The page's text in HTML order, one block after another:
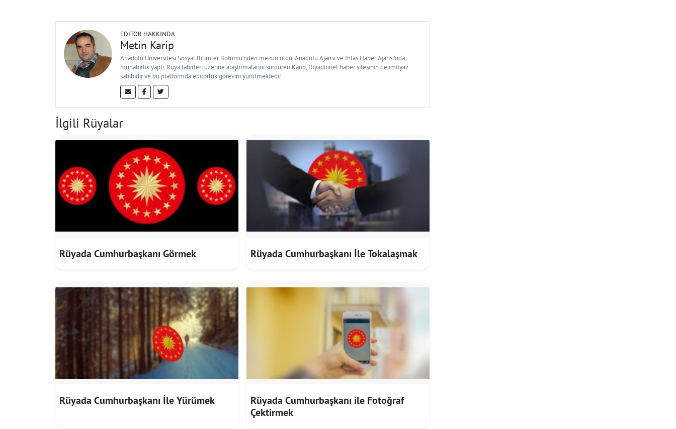
EDITÖR HAKKINDA
Metin Karip
Anadolu Üniversitesi Sosyal Bilimler Bölümü'nden mezun oldu. Anadolu Ajansı ve İhlas Haber Ajansı'nda
muhabirlik yaptı. Rüya tabirleri üzerine araştırmalarını sürdüren Karip, Diyadinnet haber sitesinin de imtiyaz
sahibidir ve bu platformda editörlük görevini yürütmektedir.
İlgili Rüyalar
Rüyada Cumhurbaşkanı Görmek Rüyada Cumhurbaşkanı İle Tokalaşmak
Rüyada Cumhurbaşkanı İle Yürümek
Rüyada Cumhurbaşkanı ile Fotoğraf
Çektirmek